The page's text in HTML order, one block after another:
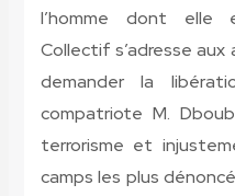
l’homme dont elle
Collectif s’adresse
demander la
compatriote M.
terrorisme et
camps les plus